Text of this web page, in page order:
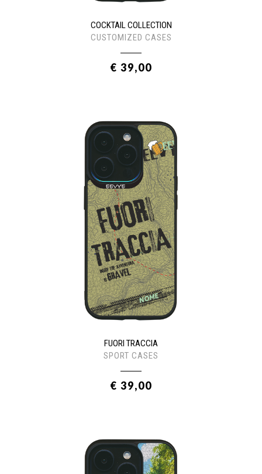
COCKTAIL COLLECTION
CUSTOMIZED CASES
€ 39,00
FUORI TRACCIA
SPORT CASES
€ 39,00